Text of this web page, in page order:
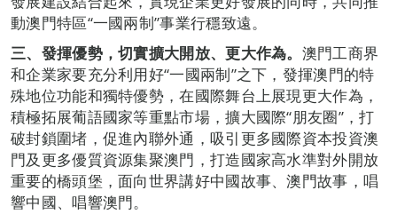
動澳門特區“一國兩制”事業行穩致遠。
三、發揮優勢，切實擴大開放、更大作為。 澳門工商界
和企業家要充分利用好“一國兩制”之下，發揮澳門的特
殊地位功能和獨特優勢，在國際舞台上展現更大作為，
積極拓展葡語國家等重點市場，擴大國際“朋友圈”，打
破封鎖圍堵，促進內聯外通，吸引更多國際資本投資澳
門及更多優質資源集聚澳門，打造國家高水準對外開放
重要的橋頭堡，面向世界講好中國故事、澳門故事，唱
響中國、唱響澳門。